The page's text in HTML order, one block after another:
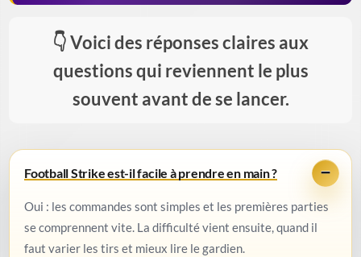
Voici des réponses claires aux
questions qui reviennent le plus
souvent avant de se lancer.
Football Strike est-il facile à prendre en main ?
Oui : les commandes sont simples et les premières parties
se comprennent vite. La difficulté vient ensuite, quand il
faut varier les tirs et mieux lire le gardien.